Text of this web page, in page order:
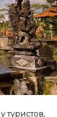
туристов,